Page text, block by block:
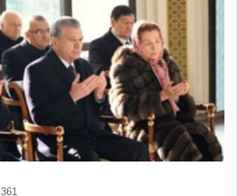
361